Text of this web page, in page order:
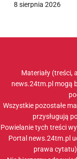
8 sierpnia 2026
Materiały (treści,
news.24tm.pl mogą
Wszystkie pozostałe
przysługują
Powielanie tych treści
Portal news.24tm.pl
prawa